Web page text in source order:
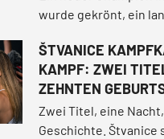
wurde gekrönt, ein
Championesse im
den härtesten Test
ŠTVANICE
KAMPF: ZWEI
ZEHNTEN
Zwei Titel, eine
Geschichte. Štvanice